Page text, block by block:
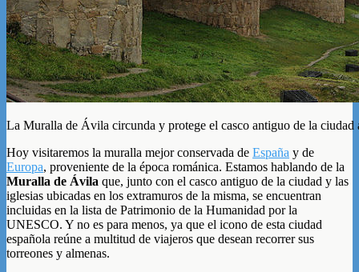
La Muralla de Ávila circunda y protege el casco antiguo de la ciudad
Hoy visitaremos la muralla mejor conservada de España y de
Europa, proveniente de la época románica. Estamos hablando de la
Muralla de Ávila que, junto con el casco antiguo de la ciudad y las
iglesias ubicadas en los extramuros de la misma, se encuentran
incluidas en la lista de Patrimonio de la Humanidad por la
UNESCO. Y no es para menos, ya que el icono de esta ciudad
española reúne a multitud de viajeros que desean recorrer sus
torreones y almenas.